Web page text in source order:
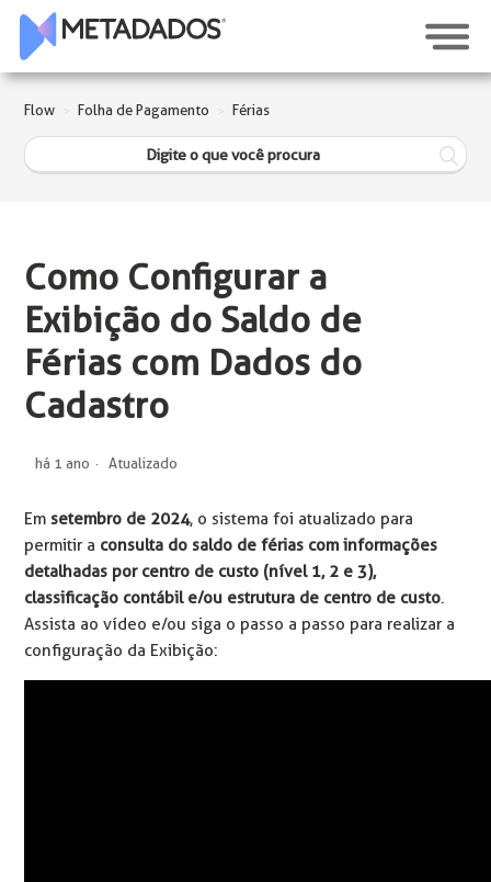
Flow Folha de Pagamento Férias
Como Configurar a
Exibição do Saldo de
Férias com Dados do
Cadastro
há 1 ano Atualizado
Em setembro de 2024, o sistema foi atualizado para
permitir a consulta do saldo de férias com informações
detalhadas por centro de custo (nível 1, 2 e 3),
classificação contábil e/ou estrutura de centro de custo.
Assista ao vídeo e/ou siga o passo a passo para realizar a
configuração da Exibição: